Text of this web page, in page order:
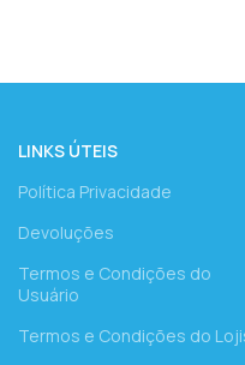
LINKS ÚTEIS
Política Privacidade
Devoluções
Termos e Condições do
Usuário
Termos e Condições do